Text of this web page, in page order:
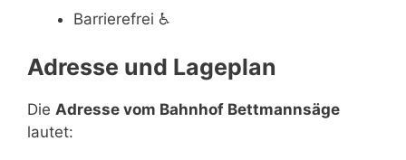
Barrierefrei ♿
Adresse und Lageplan
Die Adresse vom Bahnhof Bettmannsäge
lautet: